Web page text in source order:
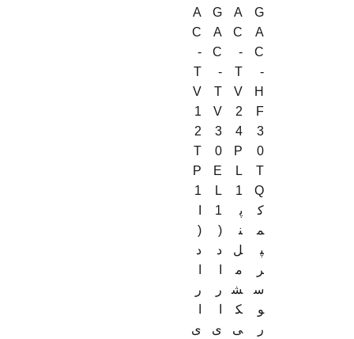
G
A
C
-
H
F
3
0
T
Q
ک
م
پ
ر
س
و
ر
A
C
-
T
V
2
4
P
L
1
پ
ن
ل
م
ش
ک
ی
G
A
C
-
T
V
3
0
E
L
1
(
د
ر
ی
A
C
‑
T
V
1
2
T
P
1
(
د
ر
ی